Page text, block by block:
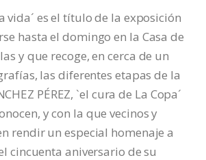
vida´ es el título de la exposición
hasta el domingo en la Casa de
y que recoge, en cerca de un
las diferentes etapas de la
PÉREZ, `el cura de La Copa´
y con la que vecinos y
rendir un especial homenaje a
cincuenta aniversario de su